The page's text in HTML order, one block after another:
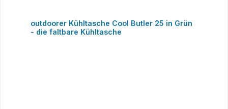
outdoorer Kühltasche Cool Butler 25 in Grün
- die faltbare Kühltasche